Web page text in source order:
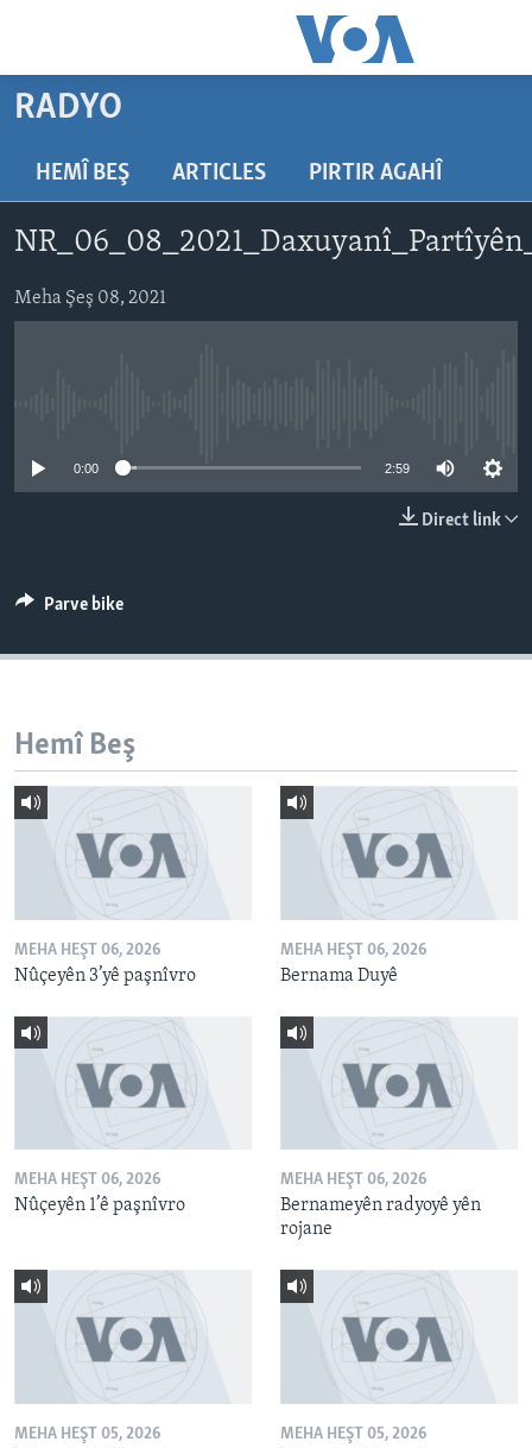
Yekser
here
naveroka
serekî
here
serekî
NÛÇE
FOTO GALERÎ
RADYO
AMERÎKA
TIRKÎYE
ROJHILATA NAVÎN
SERNIVÎS
FOLLOW US
Zimanên Din
RADYO
HEMÎ BEŞ ARTICLES PIRTIR AGAHÎ
Meha Şeş 08, 2021
0:00 2:59
Direct link
Parve bike
Hemî Beş
MEHA HEŞT 06, 2026
Nûçeyên 3’yê paşnîvro
MEHA HEŞT 06, 2026
Bernama Duyê
MEHA HEŞT 06, 2026
Nûçeyên 1’ê paşnîvro
MEHA HEŞT 06, 2026
Bernameyên radyoyê yên
rojane
MEHA HEŞT 05, 2026 MEHA HEŞT 05, 2026